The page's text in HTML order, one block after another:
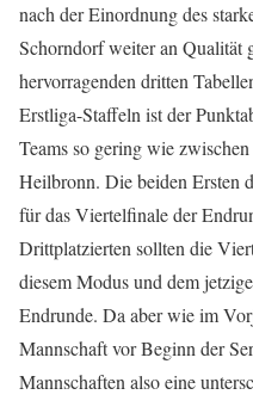
nach der Einordnung des
Schorndorf weiter an Qualität
hervorragenden dritten
Erstliga-Staffeln ist der
Teams so gering wie
Heilbronn. Die beiden Ersten
für das Viertelfinale der
Drittplatzierten sollten die
diesem Modus und dem
Endrunde. Da aber wie im
Mannschaft vor Beginn der
Mannschaften also eine